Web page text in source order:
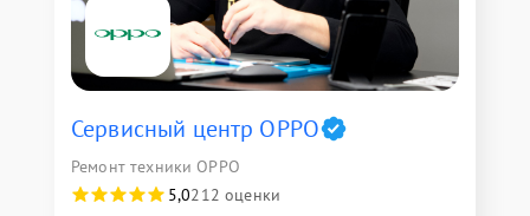
Сервисный центр OPPO
Ремонт техники OPPO
5,0212 оценки